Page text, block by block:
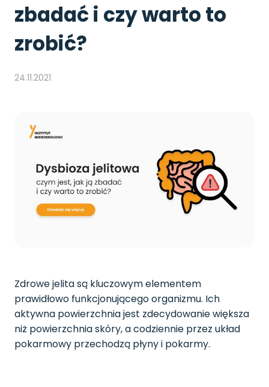
zbadać i czy warto to
zrobić?
24.11.2021
Zdrowe jelita są kluczowym elementem
prawidłowo funkcjonującego organizmu. Ich
aktywna powierzchnia jest zdecydowanie większa
niż powierzchnia skóry, a codziennie przez układ
pokarmowy przechodzą płyny i pokarmy.